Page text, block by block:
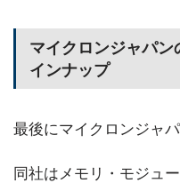
マイクロンジャパ
インナップ
最後にマイクロンジャ
同社はメモリ・モジュ